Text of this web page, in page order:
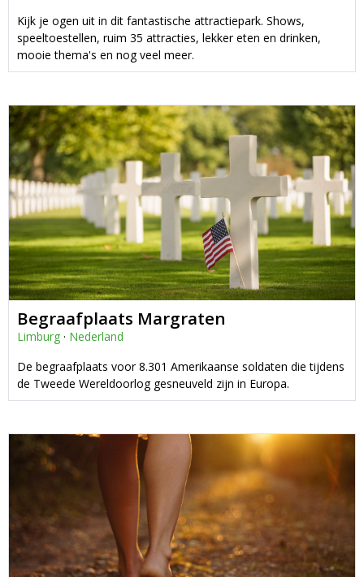
Kijk je ogen uit in dit fantastische attractiepark. Shows,
speeltoestellen, ruim 35 attracties, lekker eten en drinken,
mooie thema's en nog veel meer.
Begraafplaats Margraten
Limburg · Nederland
De begraafplaats voor 8.301 Amerikaanse soldaten die tijdens
de Tweede Wereldoorlog gesneuveld zijn in Europa.